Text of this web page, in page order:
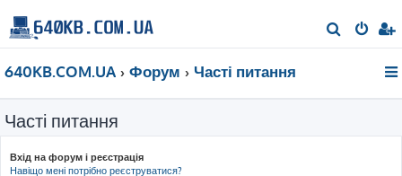
о
640KB.COM.UA Форум Часті питання
Часті питання
Вхід на форум і реєстрація
Навіщо мені потрібно реєструватися?